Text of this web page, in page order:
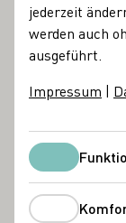
jederzeit
werden auch
ausgeführt.
Impressum |